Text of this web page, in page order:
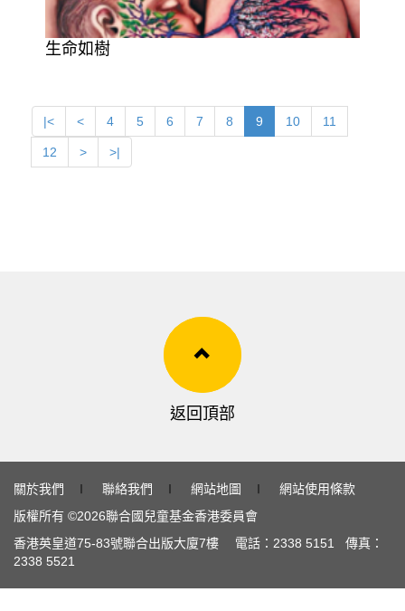
生命如樹
|< < 4 5 6 7 8 9 10 11
12 > >|
返回頂部
關於我們 ∣ 聯絡我們 ∣ 網站地圖 ∣
網站使用條款
版權所有 ©2026聯合國兒童基金香港委員會
香港英皇道75-83號聯合出版大廈7樓 電話： 2338 5151
傳真：
2338 5521